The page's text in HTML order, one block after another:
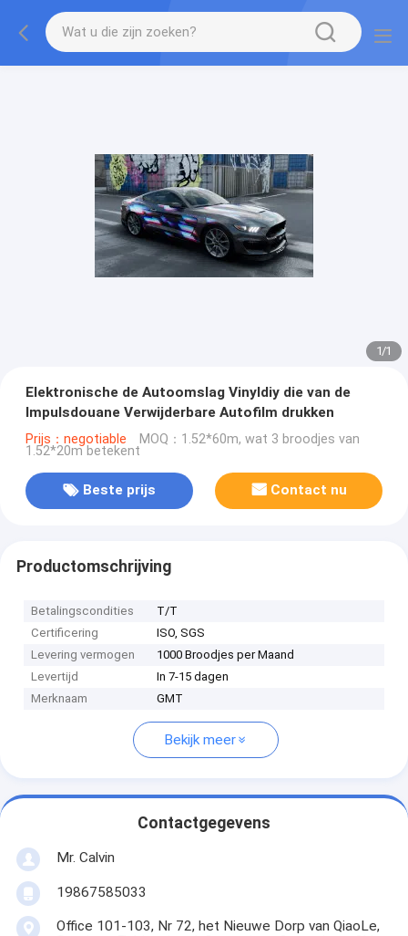
1/1
Elektronische de Autoomslag Vinyldiy die van de
Impulsdouane Verwijderbare Autofilm drukken
Prijs：negotiable MOQ：1.52*60m, wat 3 broodjes van
1.52*20m betekent
Beste prijs Contact nu
Productomschrijving
Betalingscondities
T/T
Certificering
ISO, SGS
Levering vermogen
1000 Broodjes per Maand
Levertijd
In 7-15 dagen
Merknaam
GMT
Bekijk meer
Contactgegevens
Mr. Calvin
19867585033
Office 101-103, Nr 72, het Nieuwe Dorp van QiaoLe,